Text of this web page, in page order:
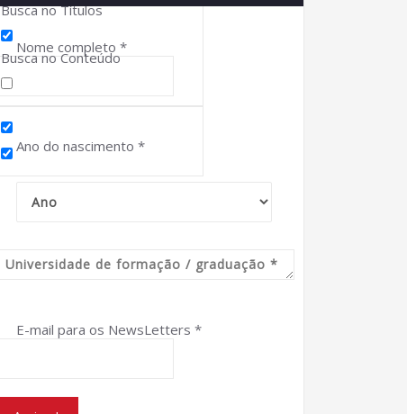
Busca no Títulos
Busca no Conteúdo
Nome completo *
Ano do nascimento *
E-mail para os NewsLetters *